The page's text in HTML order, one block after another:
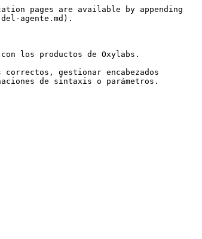
pages are available by appending
agente.md).
los productos de Oxylabs.
gestionar encabezados
de sintaxis o parámetros.